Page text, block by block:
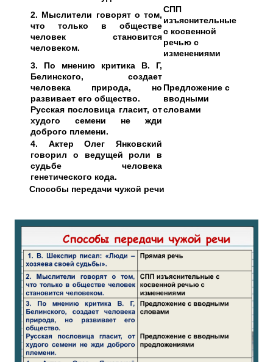
2. Мыслители говорят о том,
что только в обществе
человек становится
человеком.
СПП
изъяснительные
с косвенной
речью с
изменениями
3. По мнению критика В. Г,
Белинского, создает
человека природа, но
развивает его общество.
Русская пословица гласит, от
худого семени не жди
доброго племени.
Предложение с
вводными
словами
4. Актер Олег Янковский
говорил о ведущей роли в
судьбе человека
генетического кода.
Способы передачи чужой речи